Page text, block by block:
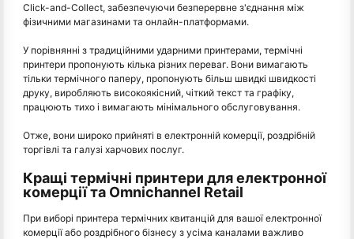
Click-and-Collect, забезпечуючи безперервне з'єднання між
фізичними магазинами та онлайн-платформами.
У порівнянні з традиційними ударними принтерами, термічні
принтери пропонують кілька різних переваг. Вони вимагають
тільки термічного паперу, пропонують більш швидкі швидкості
друку, виробляють високоякісний, чіткий текст та графіку,
працюють тихо і вимагають мінімального обслуговування.
Отже, вони широко прийняті в електронній комерції, роздрібній
торгівлі та галузі харчових послуг.
Кращі термічні принтери для електронної
комерції та Omnichannel Retail
При виборі принтера термічних квитанцій для вашої електронної
комерції або роздрібного бізнесу з усіма каналами важливо